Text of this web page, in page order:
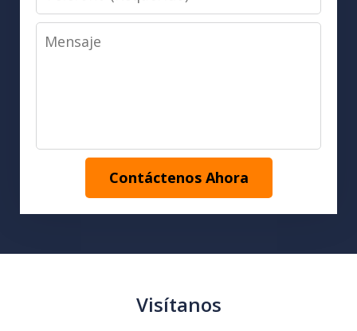
(Requerido)
Mensaje
Contáctenos Ahora
Visítanos